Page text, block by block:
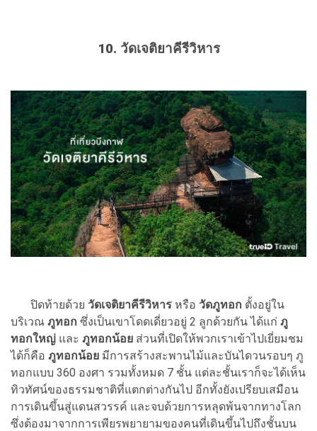
10. วัดเจติยาคีรีวิหาร
ปิดท้ายด้วย วัดเจติยาคีรีวิหาร หรือ วัดภูทอก ตั้งอยู่ใน
บริเวณ ภูทอก ซึ่งเป็นเขาโดดเดี่ยวอยู่ 2 ลูกด้วยกัน ได้แก่ ภู
ทอกใหญ่ และ ภูทอกน้อย ส่วนที่เปิดให้พวกเราเข้าไปเยี่ยมชม
ได้ก็คือ ภูทอกน้อย มีการสร้างสะพานไม้และบันไดวนรอบๆ ภู
ทอกแบบ 360 องศา รวมทั้งหมด 7 ชั้น แต่ละชั้นเราก็จะได้เห็น
ทิวทัศน์ของธรรมชาติที่แตกต่างกันไป อีกทั้งยังเปรียบเสมือน
การเดินขึ้นสู่แดนสวรรค์ และจบด้วยการหลุดพ้นจากทางโลก
ซึ่งต้องมาจากการเพียรพยายามของคนที่เดินขึ้นไปถึงชั้นบน